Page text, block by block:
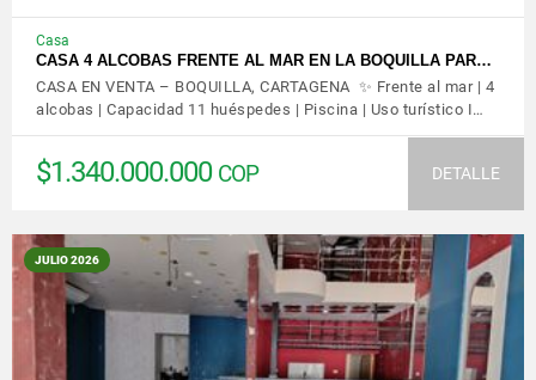
Casa
CASA 4 ALCOBAS FRENTE AL MAR EN LA BOQUILLA PAR…
CASA EN VENTA – BOQUILLA, CARTAGENA ✨ Frente al mar | 4
alcobas | Capacidad 11 huéspedes | Piscina | Uso turístico I…
$1.340.000.000 COP DETALLE
JULIO 2026